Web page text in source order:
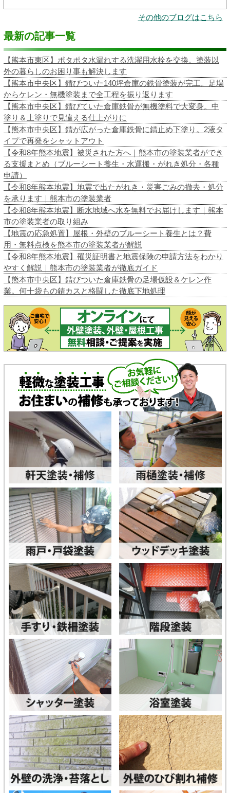
その他のブログはこちら
最新の記事一覧
【熊本市東区】ポタポタ水漏れする洗濯用水栓を交換。塗装以
外の暮らしのお困り事も解決します
【熊本市中央区】錆びついた140坪倉庫の鉄骨塗装が完工。足場
からケレン・無機塗装まで全工程を振り返ります
【熊本市中央区】錆びていた倉庫鉄骨が無機塗料で大変身。中
塗り＆上塗りで見違える仕上がりに
【熊本市中央区】錆が広がった倉庫鉄骨に錆止め下塗り。2液タ
イプで再発をシャットアウト
【令和8年熊本地震】被災された方へ｜熊本市の塗装業者ができ
る支援まとめ（ブルーシート養生・水運搬・がれき処分・各種
申請）
【令和8年熊本地震】地震で出たがれき・災害ごみの撤去・処分
を承ります｜熊本市の塗装業者
【令和8年熊本地震】断水地域へ水を無料でお届けします｜熊本
市の塗装業者の取り組み
【地震の応急処置】屋根・外壁のブルーシート養生とは？費
用・無料点検を熊本市の塗装業者が解説
【令和8年熊本地震】罹災証明書と地震保険の申請方法をわかり
やすく解説｜熊本市の塗装業者が徹底ガイド
【熊本市中央区】錆びついた倉庫鉄骨の足場仮設＆ケレン作
業。何十袋もの錆カスと格闘した徹底下地処理